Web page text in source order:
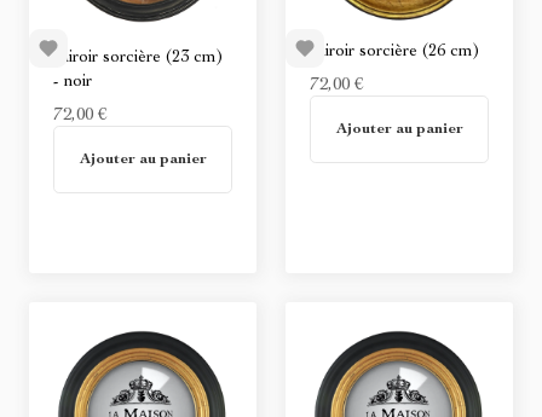
Miroir sorcière (23 cm)
- noir
72,00 €
Ajouter au panier
Miroir sorcière (26 cm)
72,00 €
Non disponible
Ajouter au panier